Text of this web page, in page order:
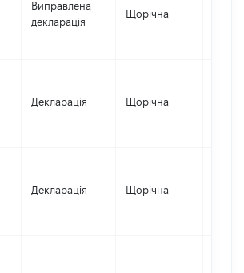
Виправлена
декларація
Щорічна
Декларація Щорічна
Декларація Щорічна